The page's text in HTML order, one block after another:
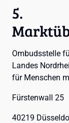
5.
Ombudsstelle
Landes
für Menschen
Fürstenwall 25
40219